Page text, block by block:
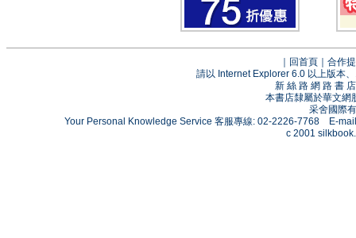
回首頁
合作
請以 Internet Explorer 6.0 以上版本
新 絲 路 網 路 書
本書店隸屬於華文網
采舍國際
Your Personal Knowledge Service 客服專線: 02-2226-7768 E-
c 2001